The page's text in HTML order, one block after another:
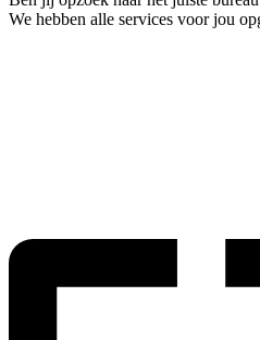
We hebben alle services voor jou